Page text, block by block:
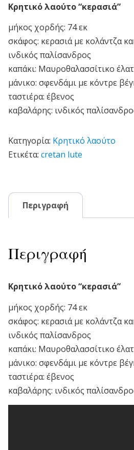
Κρητικό λαούτο “κερασιά”
μήκος χορδής: 74 εκ
σκάφος: κερασιά με κολάντζα
ινδικός παλίσανδρος
καπάκι: Μαυροθαλασσίτικο
μάνικο: σφενδάμι με κόντρε
ταστιέρα: έβενος
καβαλάρης: ινδικός
Κατηγορία: Κρητικό λαούτο
Ετικέτα: cretan lute
Περιγραφή
Περιγραφή
Κρητικό λαούτο “κερασιά”
μήκος χορδής: 74 εκ
σκάφος: κερασιά με κολάντζα
ινδικός παλίσανδρος
καπάκι: Μαυροθαλασσίτικο
μάνικο: σφενδάμι με κόντρε
ταστιέρα: έβενος
καβαλάρης: ινδικός